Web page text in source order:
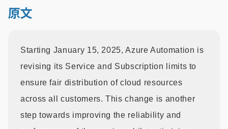
原文
Starting January 15, 2025, Azure Automation is
revising its Service and Subscription limits to
ensure fair distribution of cloud resources
across all customers. This change is another
step towards improving the reliability and